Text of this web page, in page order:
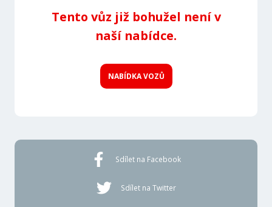
Tento vůz již bohužel není v
naší nabídce.
NABÍDKA VOZŮ
Sdílet na Facebook
Sdílet na Twitter